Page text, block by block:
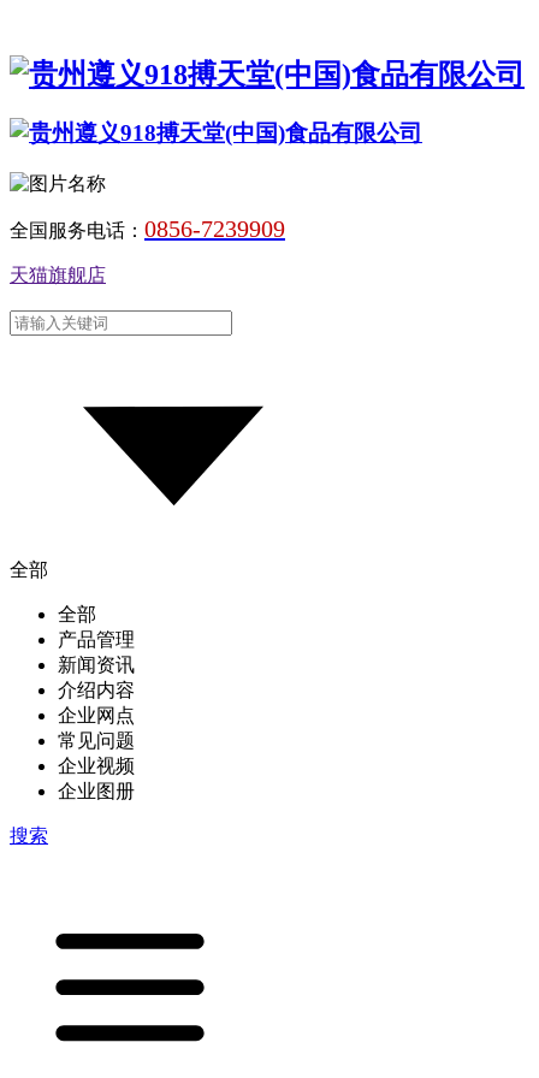
全国服务电话： 0856-7239909
天猫旗舰店
全部
全部
产品管理
新闻资讯
介绍内容
企业网点
常见问题
企业视频
企业图册
搜索